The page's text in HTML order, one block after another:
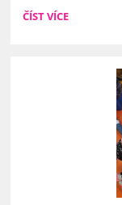
4.B
ČÍST VÍCE